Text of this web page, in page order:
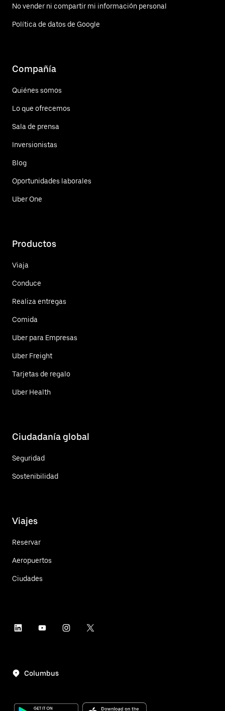
No vender ni compartir mi información personal
Política de datos de Google
Compañía
Quiénes somos
Lo que ofrecemos
Sala de prensa
Inversionistas
Blog
Oportunidades laborales
Uber One
Productos
Viaja
Conduce
Realiza entregas
Comida
Uber para Empresas
Uber Freight
Tarjetas de regalo
Uber Health
Ciudadanía global
Seguridad
Sostenibilidad
Viajes
Reservar
Aeropuertos
Ciudades
Columbus